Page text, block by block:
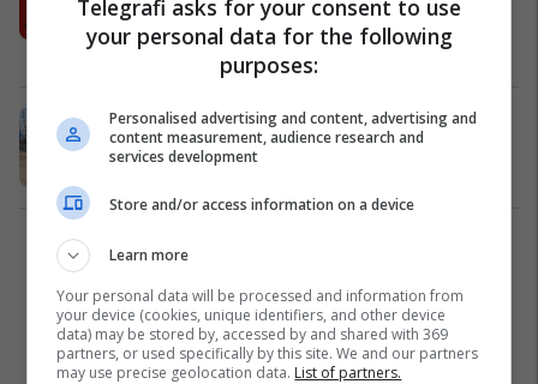
Isniqit
Kosovë 23/07/2021
Aksident komunikacioni në Isniq të
Deçanit (Foto)
Kronika e Zezë
Telegrafi asks for your consent to use
your personal data for the following
purposes:
Personalised advertising and content, advertising and
content measurement, audience research and
services development
Store and/or access information on a device
Learn more
Your personal data will be processed and information from
your device (cookies, unique identifiers, and other device
data) may be stored by, accessed by and shared with 369
partners, or used specifically by this site. We and our partners
may use precise geolocation data. List of partners.